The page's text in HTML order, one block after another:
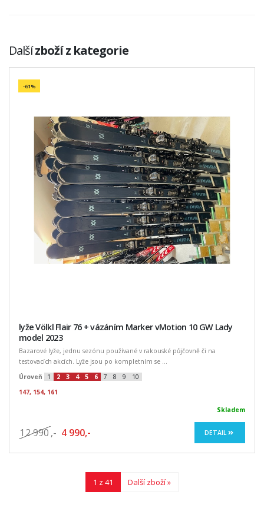
Dalšízboží z kategorie
-61%
lyže Völkl Flair 76 + vázáním Marker vMotion 10 GW Lady
model 2023
Bazarové lyže, jednu sezónu používané v rakouské půjčovně či na
testovacích akcích. Lyže jsou po kompletním se ...
Úroveň
1 2 3 4 5 6 7 8 9
10
147, 154, 161
Skladem
12 990 ,- 4 990,- DETAIL
1 z 41 Další zboží »